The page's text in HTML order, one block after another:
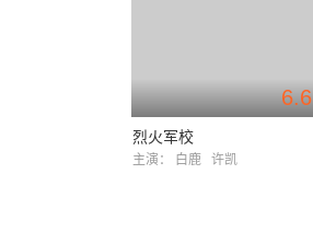
6.6
烈火军校
主演： 白鹿 许凯